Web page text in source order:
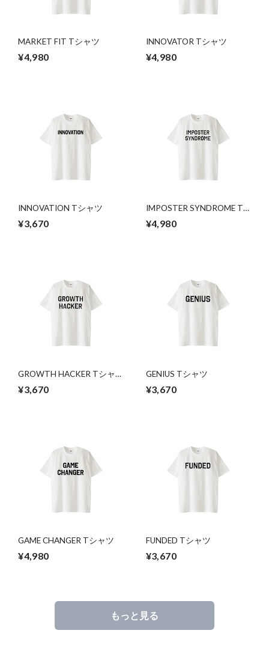
MARKET FIT Tシャツ
¥4,980
INNOVATOR Tシャツ
¥4,980
INNOVATION Tシャツ
¥3,670
IMPOSTER SYNDROME T
¥4,980
GROWTH HACKER Tシャ
¥3,670
GENIUS Tシャツ
¥3,670
GAME CHANGER Tシャツ
¥4,980
FUNDED Tシャツ
¥3,670
もっと見る